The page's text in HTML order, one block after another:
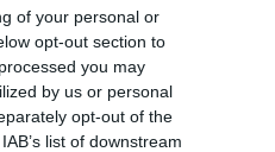
of your personal or
opt-out section to
you may
by us or personal
opt-out of the
list of downstream